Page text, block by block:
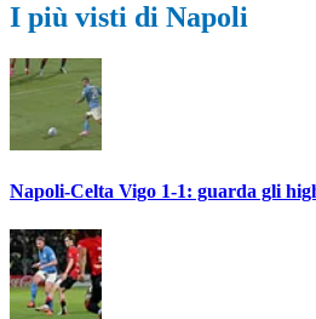
I più visti di Napoli
Napoli-Celta Vigo 1-1: guarda gli